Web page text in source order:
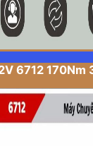
6712 170Nm